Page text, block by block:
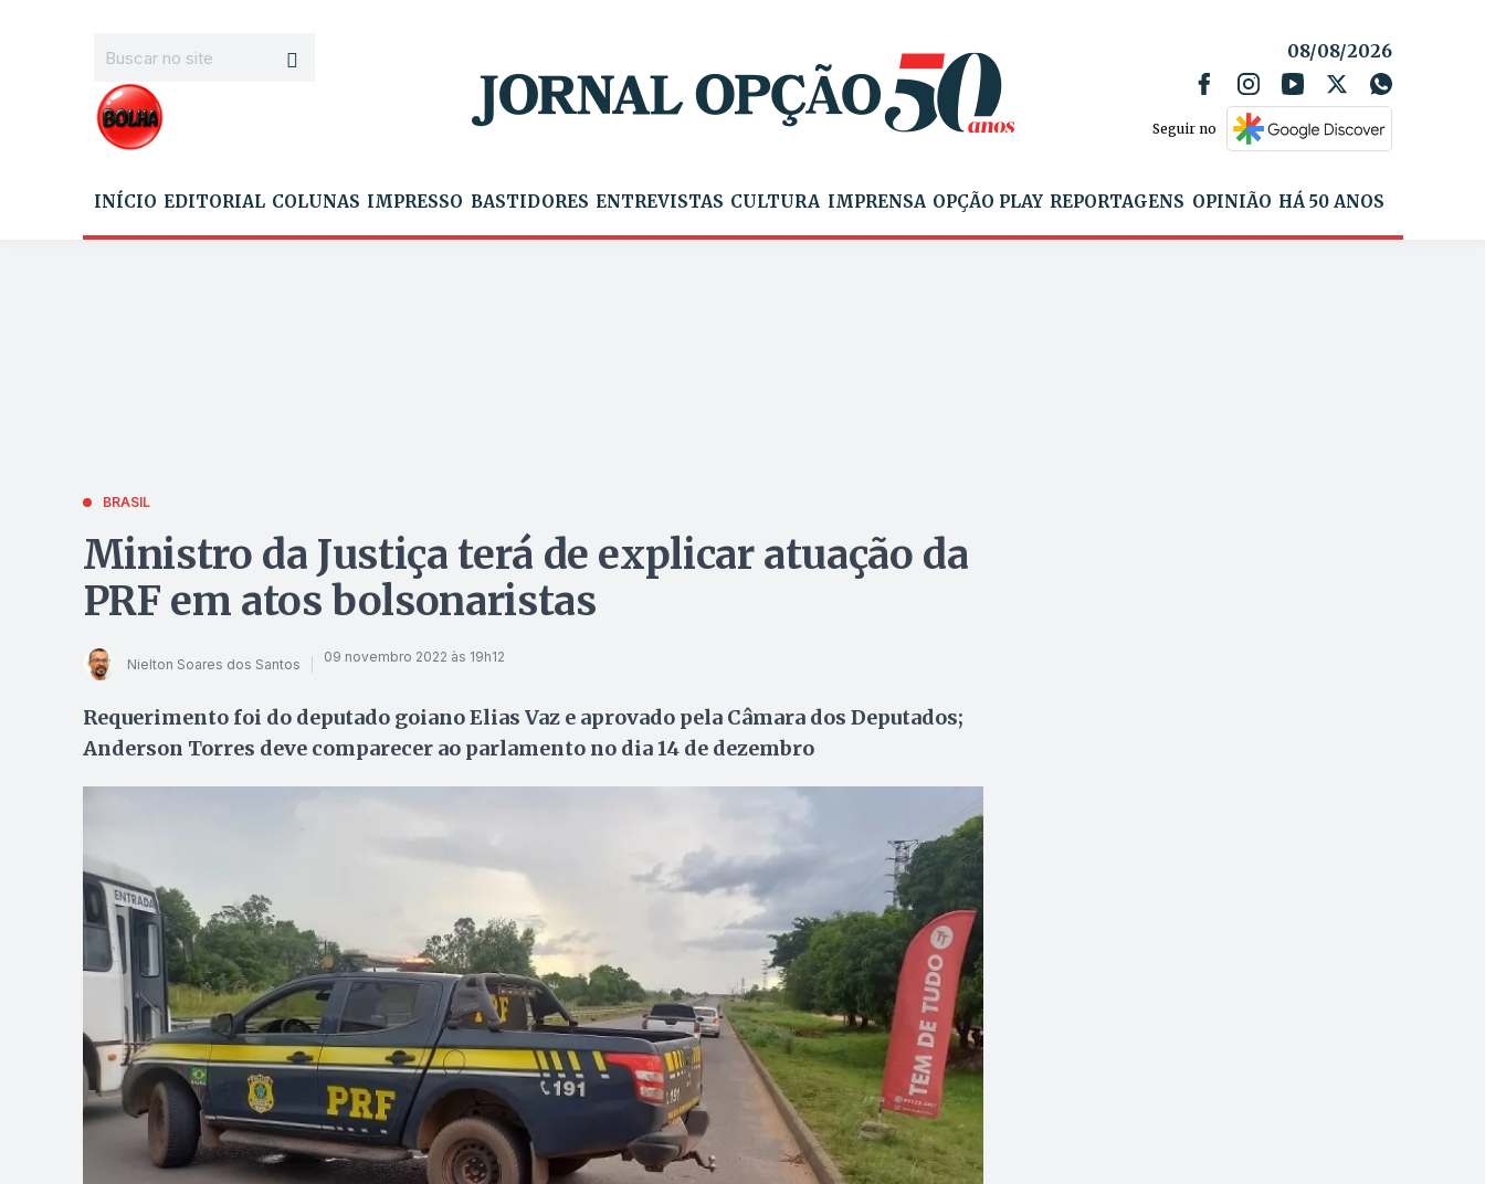
08/08/2026
Seguir no
INÍCIO EDITORIAL COLUNAS IMPRESSO BASTIDORES ENTREVISTAS CULTURA IMPRENSA OPÇÃO PLAY REPORTAGENS OPINIÃO HÁ 50 ANOS
BRASIL
Ministro da Justiça terá de explicar atuação da
PRF em atos bolsonaristas
Nielton Soares dos Santos 09 novembro 2022 às 19h12
Requerimento foi do deputado goiano Elias Vaz e aprovado pela Câmara dos Deputados;
Anderson Torres deve comparecer ao parlamento no dia 14 de dezembro